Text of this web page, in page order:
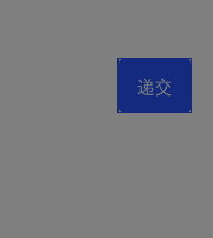
递交